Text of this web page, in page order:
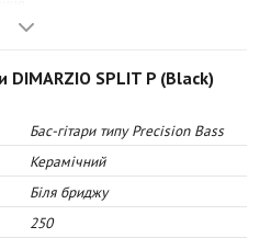
DIMARZIO SPLIT P (Black)
Бас-гітари типу Precision Bass
Керамічний
Біля бриджу
250